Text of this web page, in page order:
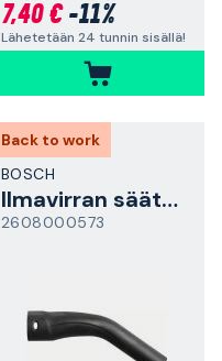
7,40 €-11%
Lähetetään 24 tunnin sisällä!
Back to work
BOSCH
Ilmavirran säätökahva
2608000573